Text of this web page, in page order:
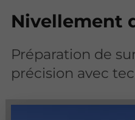
Nivellement
Préparation de
précision avec